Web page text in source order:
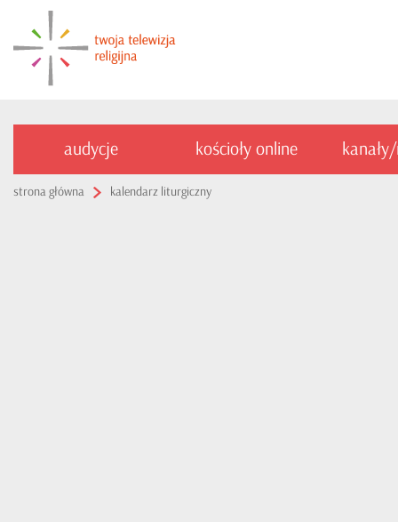
audycje kościoły online
strona główna kalendarz liturgiczny